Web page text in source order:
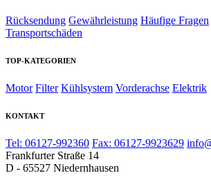
Rücksendung Gewährleistung Häufige Fragen
Transportschäden
TOP-KATEGORIEN
Motor Filter Kühlsystem Vorderachse Elektrik
KONTAKT
Tel: 06127-992360 Fax: 06127-9923629
Frankfurter Straße 14
D - 65527 Niedernhausen